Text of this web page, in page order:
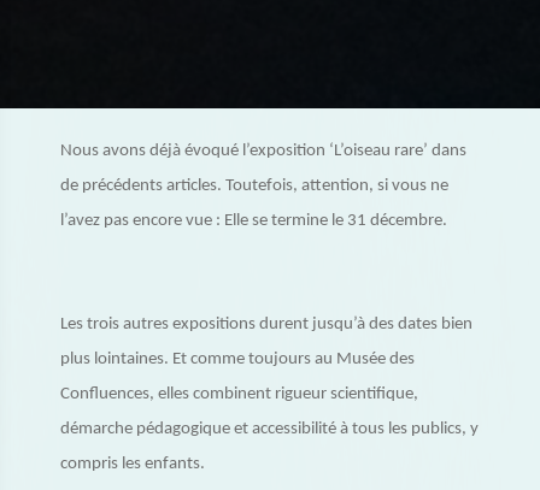
Nous avons déjà évoqué l’exposition ‘L’oiseau rare’ dans
de précédents articles. Toutefois, attention, si vous ne
l’avez pas encore vue : Elle se termine le 31 décembre.
Les trois autres expositions durent jusqu’à des dates bien
plus lointaines. Et comme toujours au Musée des
Confluences, elles combinent rigueur scientifique,
démarche pédagogique et accessibilité à tous les publics, y
compris les enfants.